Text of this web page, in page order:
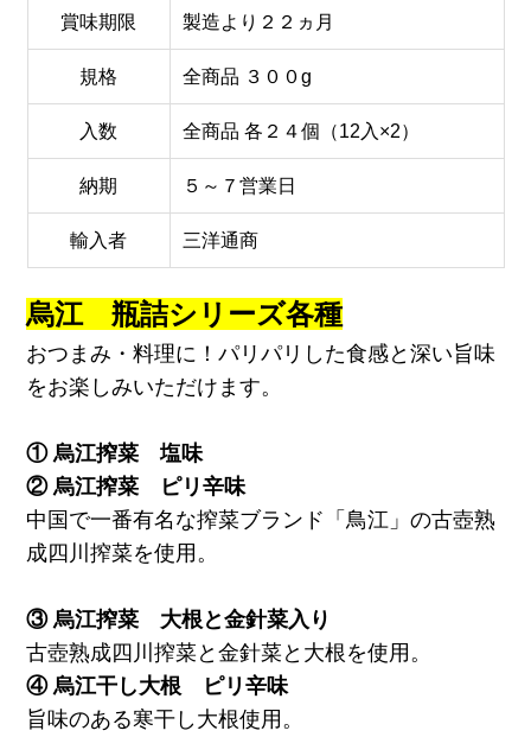
賞味期限 製造より２２ヵ月
規格 全商品 ３００g
入数 全商品 各２４個（12入×2）
納期 ５～７営業日
輸入者 三洋通商
烏江 瓶詰シリーズ各種
おつまみ・料理に！パリパリした食感と深い旨味
をお楽しみいただけます。
① 烏江搾菜 塩味
② 烏江搾菜 ピリ辛味
中国で一番有名な搾菜ブランド「鳥江」の古壺熟
成四川搾菜を使用。
③ 烏江搾菜 大根と金針菜入り
古壺熟成四川搾菜と金針菜と大根を使用。
④ 烏江干し大根 ピリ辛味
旨味のある寒干し大根使用。